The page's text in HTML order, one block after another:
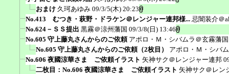
おまけ 久珂あゆみ 09/3/5(木) 20:23
No.413 むつき・萩野・ドラケン＠レンジャー連邦様... 忌闇装介＠
No.624－ＳＳ提出 黒霧＠涼州藩国 09/3/8(日) 13:46
No.605 守上藤丸さんからのご依頼 アポロ・Ｍ・シバムラ＠玄霧藩国
No.605 守上藤丸さんからのご依頼（2枚目）
アポロ・Ｍ・シバ
No.606 夜國涼華さま ご依頼イラスト 矢神サク＠レンジャー連邦
二枚目：No.606 夜國涼華さま ご依頼イラスト 矢神サク＠レン